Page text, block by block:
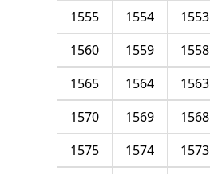
1553
1554
1555
1558
1559
1560
1563
1564
1565
1568
1569
1570
1573
1574
1575